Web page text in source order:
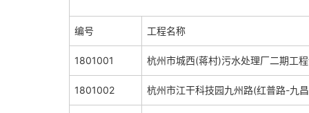
编号 工程名称
1801001 杭州市城西(蒋村)污水处理厂二期工
1801002 杭州市江干科技园九州路(红普路-九